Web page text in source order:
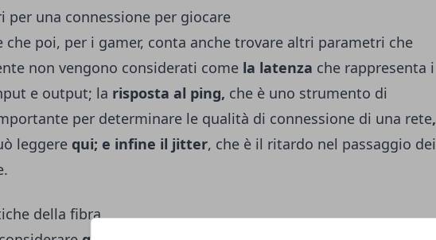
per una connessione per giocare
che poi, per i gamer, conta anche trovare altri parametri che
non vengono considerati come la latenza che rappresenta i
e output; la risposta al ping, che è uno strumento di
per determinare le qualità di connessione di una rete,
leggere qui; e infine il jitter, che è il ritardo nel passaggio dei
della fibra